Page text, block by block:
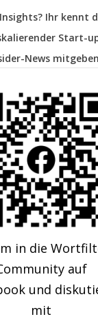
Ihr kennt
Start-
News
in die
auf
und
mit